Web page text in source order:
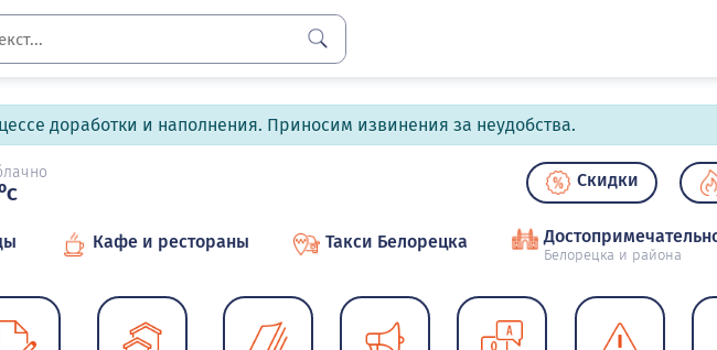
доработки и наполнения. Приносим извинения за неудобства.
C
Скидки
Кафе и рестораны Такси Белорецка
Белорецка и района